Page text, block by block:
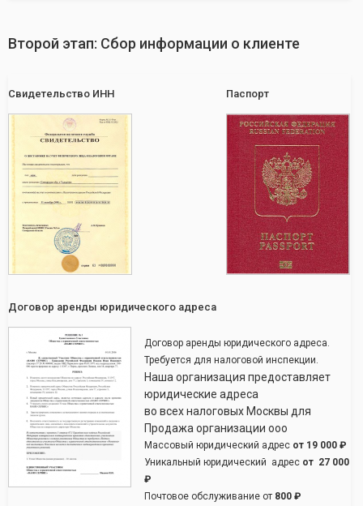
Второй этап: Сбор информации о клиенте
Свидетельство ИНН Паспорт
Договор аренды юридического адреса
Договор аренды юридического адреса.
Требуется для налоговой инспекции.
Наша организация предоставляет
юридические адреса
во всех налоговых Москвы для
Продажа организации ооо
Массовый юридический адрес от 19 000 ₽
Уникальный юридический адрес от 27 000
₽
Почтовое обслуживание от 800 ₽